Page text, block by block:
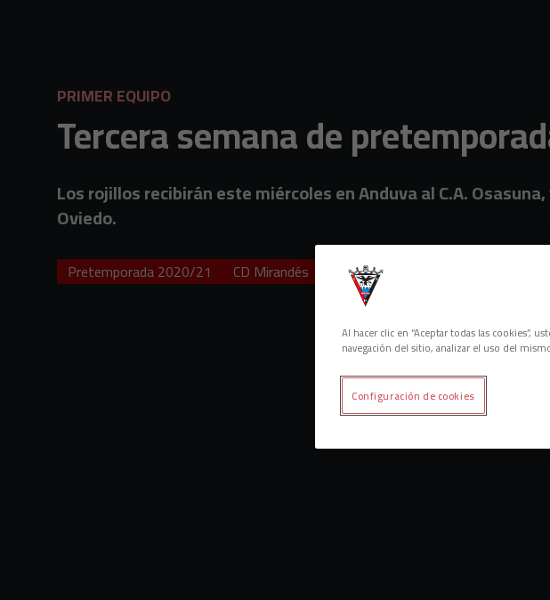
PRIMER EQUIPO
Tercera semana de
Los rojillos recibirán este miércoles en Anduva al C.A.
Oviedo.
Pretemporada 2020/21 CD Mirandés Entrenamientos
Al hacer clic en “Aceptar todas las cookies”,
navegación del sitio, analizar el uso del
Configuración de cookies